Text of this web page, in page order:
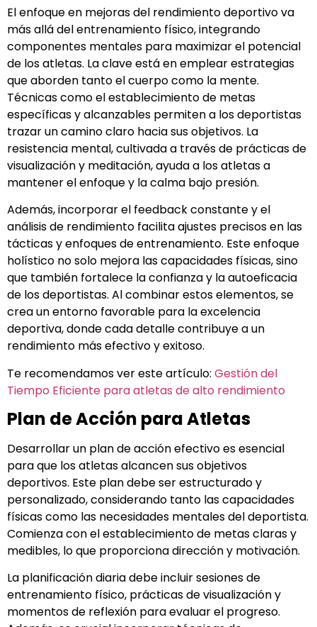
El enfoque en mejoras del rendimiento deportivo va
más allá del entrenamiento físico, integrando
componentes mentales para maximizar el potencial
de los atletas. La clave está en emplear estrategias
que aborden tanto el cuerpo como la mente.
Técnicas como el establecimiento de metas
específicas y alcanzables permiten a los deportistas
trazar un camino claro hacia sus objetivos. La
resistencia mental, cultivada a través de prácticas de
visualización y meditación, ayuda a los atletas a
mantener el enfoque y la calma bajo presión.
Además, incorporar el feedback constante y el
análisis de rendimiento facilita ajustes precisos en las
tácticas y enfoques de entrenamiento. Este enfoque
holístico no solo mejora las capacidades físicas, sino
que también fortalece la confianza y la autoeficacia
de los deportistas. Al combinar estos elementos, se
crea un entorno favorable para la excelencia
deportiva, donde cada detalle contribuye a un
rendimiento más efectivo y exitoso.
Te recomendamos ver este artículo: Gestión del
Tiempo Eficiente para atletas de alto rendimiento
Plan de Acción para Atletas
Desarrollar un plan de acción efectivo es esencial
para que los atletas alcancen sus objetivos
deportivos. Este plan debe ser estructurado y
personalizado, considerando tanto las capacidades
físicas como las necesidades mentales del deportista.
Comienza con el establecimiento de metas claras y
medibles, lo que proporciona dirección y motivación.
La planificación diaria debe incluir sesiones de
entrenamiento físico, prácticas de visualización y
momentos de reflexión para evaluar el progreso.